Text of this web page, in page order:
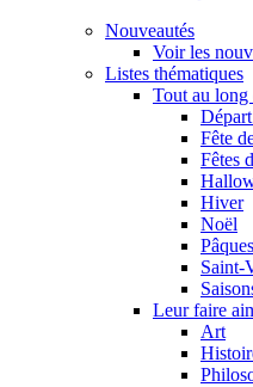
Nouveautés
Voir les
Listes thématiques
Tout au long
Fête
Fêtes
Hiver
Noël
Pâques
Saint-
Leur faire
Art